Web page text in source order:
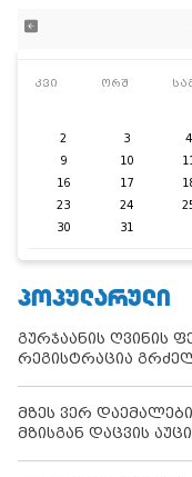
კვი ორშ
2
3 4
9
10 11
16
17
23
24
30
31
ᲞᲝᲞᲣᲚᲐᲠᲣᲚᲘ
გურჯაანის ღვინის
რეგისტრაცია
მზეს ვერ დაემალები
მზისგან დაცვის